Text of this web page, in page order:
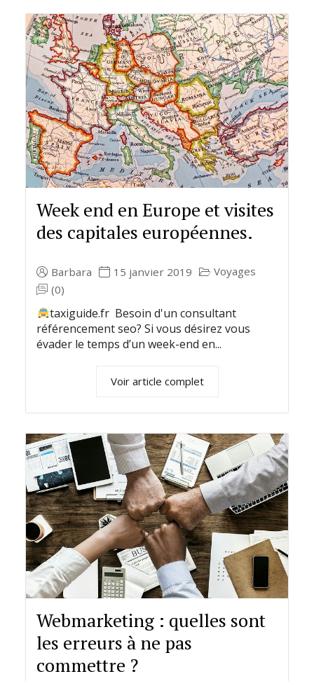
Week end en Europe et visites
des capitales européennes.
Barbara 15 janvier 2019
Voyages
(0)
taxiguide.fr Besoin d'un consultant
référencement seo? Si vous désirez vous
évader le temps d’un week-end en...
Voir article complet
Webmarketing : quelles sont
les erreurs à ne pas
commettre ?